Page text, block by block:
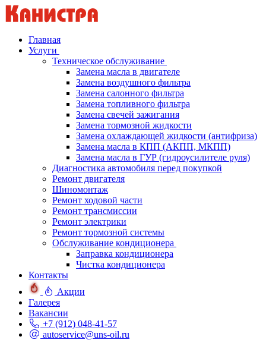
Главная
Услуги
Техническое обслуживание
Замена масла в двигателе
Замена воздушного фильтра
Замена салонного фильтра
Замена топливного фильтра
Замена свечей зажигания
Замена тормозной жидкости
Замена охлаждающей жидкости (антифриза)
Замена масла в КПП (АКПП, МКПП)
Замена масла в ГУР (гидроусилителе руля)
Диагностика автомобиля перед покупкой
Ремонт двигателя
Шиномонтаж
Ремонт ходовой части
Ремонт трансмиссии
Ремонт электрики
Ремонт тормозной системы
Обслуживание кондиционера
Заправка кондиционера
Чистка кондиционера
Контакты
Акции
Галерея
Вакансии
+7 (912) 048-41-57
autoservice@uns-oil.ru